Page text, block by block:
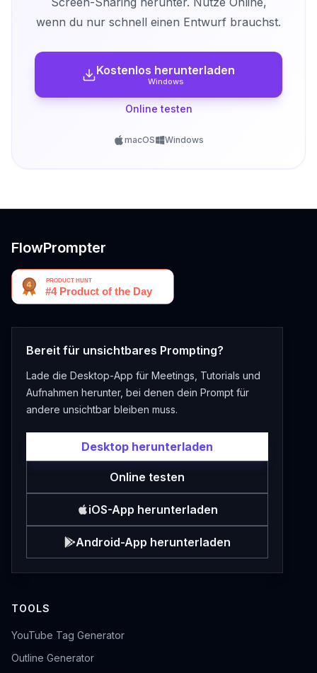
wenn du nur schnell einen Entwurf brauchst.
Kostenlos herunterladen
Windows
Online testen
macOS Windows
FlowPrompter
Bereit für unsichtbares Prompting?
Lade die Desktop-App für Meetings, Tutorials und
Aufnahmen herunter, bei denen dein Prompt für
andere unsichtbar bleiben muss.
Desktop herunterladen
Online testen
iOS-App herunterladen
Android-App herunterladen
TOOLS
YouTube Tag Generator
Outline Generator